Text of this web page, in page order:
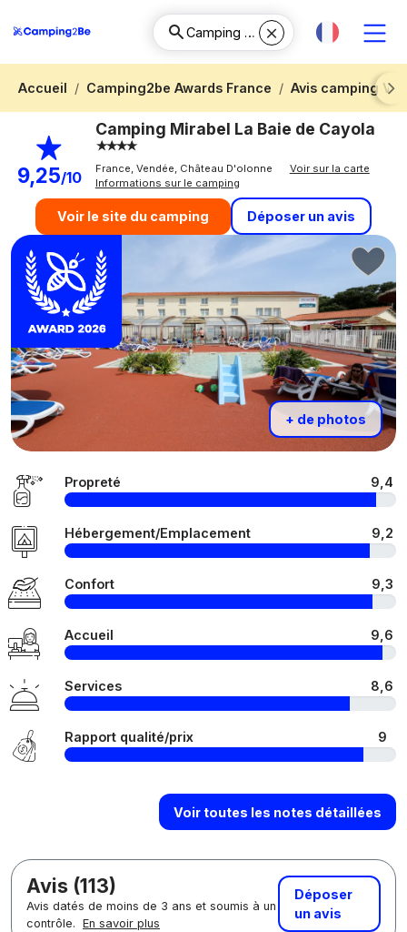
Accueil Camping2be Awards France
Avis camping
Next
9,25/10
Camping Mirabel La Baie de Cayola
France, Vendée, Château D'olonne
Voir sur la carte
Informations sur le camping
Voir le site du camping Déposer un avis
+ de photos
Propreté 9,4
Hébergement/Emplacement 9,2
Confort 9,3
Accueil 9,6
Services 8,6
Rapport qualité/prix 9
Voir toutes les notes détaillées
Avis (113)
Avis datés de moins de 3 ans et soumis à un
contrôle. En savoir plus
Déposer
un avis